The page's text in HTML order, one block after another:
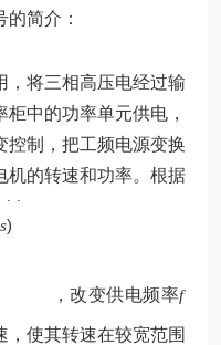
简介：
，将三相高压电经过输
中的功率单元供电，
控制，把工频电源变换
机的转速和功率。根据
s)
，改变供电频率f
，使其转速在较宽范围